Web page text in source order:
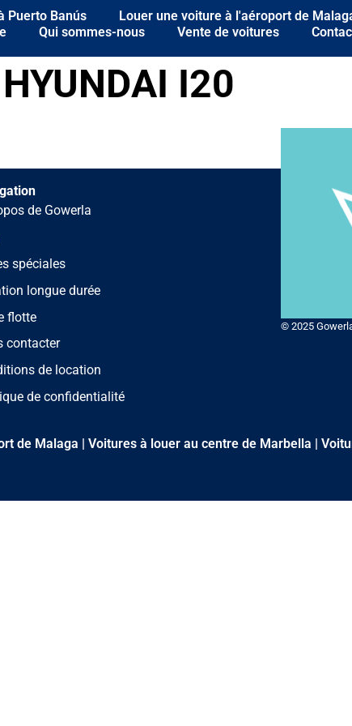
Puerto Banús
Louer une voiture à l'aéroport de
Qui sommes-nous Vente de voitures
HYUNDAI I20
de Gowerla
spéciales
longue durée
flotte
contacter
de location
de confidentialité
© 2025
de Malaga Voitures à louer au centre de Marbella